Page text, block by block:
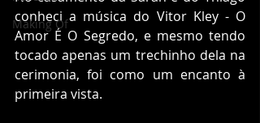
Making Of
conheci a música do Vitor Kley - O
Amor É O Segredo, e mesmo tendo
tocado apenas um trechinho dela na
cerimonia, foi como um encanto à
primeira vista.